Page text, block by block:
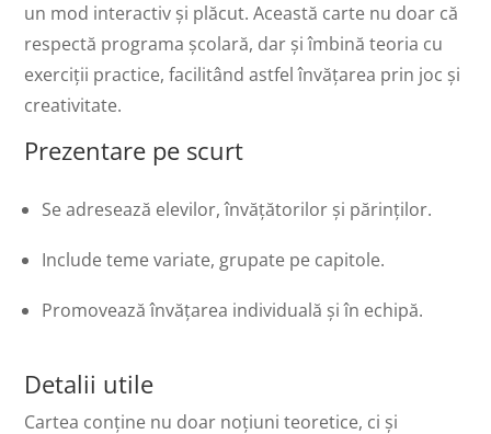
un mod interactiv și plăcut. Această carte nu doar că
respectă programa școlară, dar și îmbină teoria cu
exerciții practice, facilitând astfel învățarea prin joc și
creativitate.
Prezentare pe scurt
Se adresează elevilor, învățătorilor și părinților.
Include teme variate, grupate pe capitole.
Promovează învățarea individuală și în echipă.
Detalii utile
Cartea conține nu doar noțiuni teoretice, ci și